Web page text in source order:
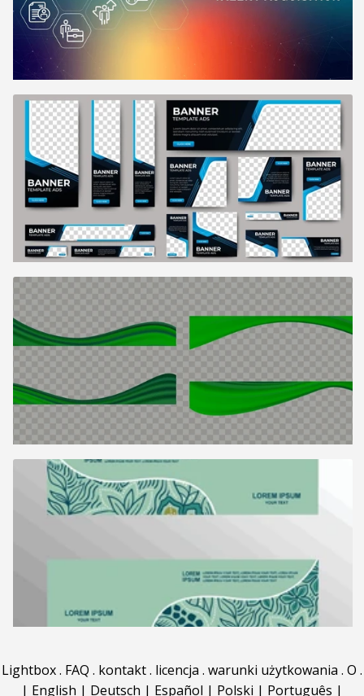
Lightbox. FAQ . kontakt. licencja . warunki użytkowania . O .
| English | Deutsch | Español | Polski | Português |